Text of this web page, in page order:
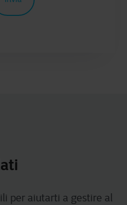
per aiutarti a gestire al